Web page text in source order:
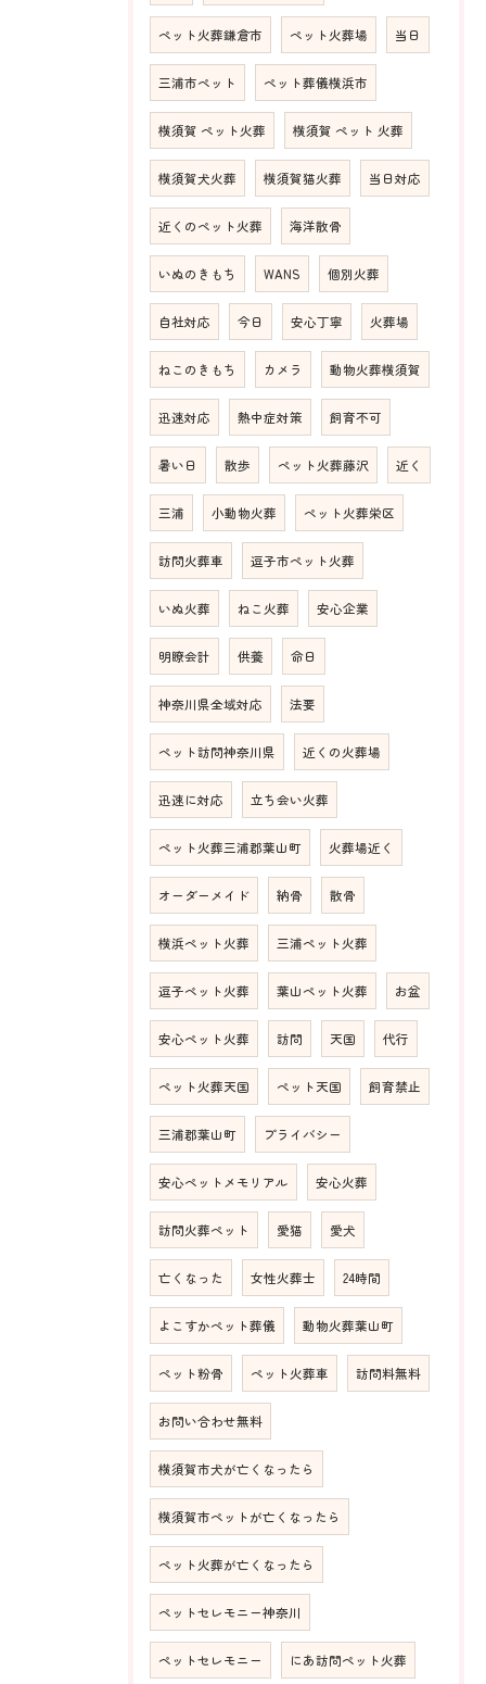
ペット火葬鎌倉市 ペット火葬場 当日
三浦市ペット ペット葬儀横浜市
横須賀 ペット火葬 横須賀 ペット 火葬
横須賀犬火葬 横須賀猫火葬 当日対応
近くのペット火葬 海洋散骨
いぬのきもち WANS 個別火葬
自社対応 今日 安心丁寧 火葬場
ねこのきもち カメラ 動物火葬横須賀
迅速対応 熱中症対策 飼育不可
暑い日 散歩 ペット火葬藤沢 近く
三浦 小動物火葬 ペット火葬栄区
訪問火葬車 逗子市ペット火葬
いぬ火葬 ねこ火葬 安心企業
明瞭会計 供養 命日
神奈川県全域対応 法要
ペット訪問神奈川県 近くの火葬場
迅速に対応 立ち会い火葬
ペット火葬三浦郡葉山町 火葬場近く
オーダーメイド 納骨 散骨
横浜ペット火葬 三浦ペット火葬
逗子ペット火葬 葉山ペット火葬 お盆
安心ペット火葬 訪問 天国 代行
ペット火葬天国 ペット天国 飼育禁止
三浦郡葉山町 プライバシー
安心ペットメモリアル 安心火葬
訪問火葬ペット 愛猫 愛犬
亡くなった 女性火葬士 24時間
よこすかペット葬儀 動物火葬葉山町
ペット粉骨 ペット火葬車 訪問料無料
お問い合わせ無料
横須賀市犬が亡くなったら
横須賀市ペットが亡くなったら
ペット火葬が亡くなったら
ペットセレモニー神奈川
ペットセレモニー にあ訪問ペット火葬